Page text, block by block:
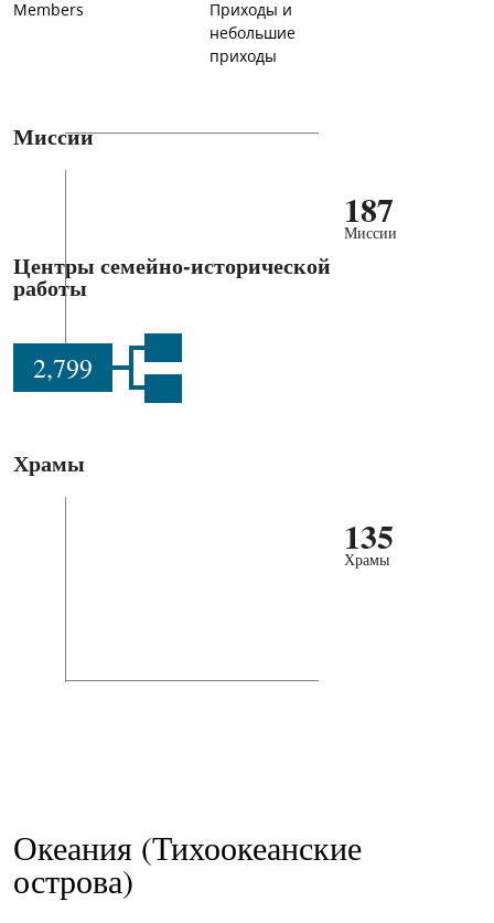
Members
Приходы и
небольшие
приходы
Миссии
187
Миссии
Центры семейно-исторической
работы
2,799
Храмы
135
Храмы
Океания (Тихоокеанские
острова)